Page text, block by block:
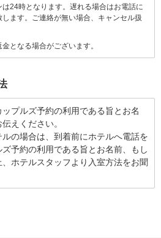
は24時となります。遅れる場合はお電話に
ます。ご連絡が無い場合、キャンセル扱
となる場合がございます。
プルズ予約の利用である旨とお名
えください。
の場合は、到着前にホテルへ電話を
予約の利用である旨とお名前、もし
ホテルスタッフより入室方法をお聞